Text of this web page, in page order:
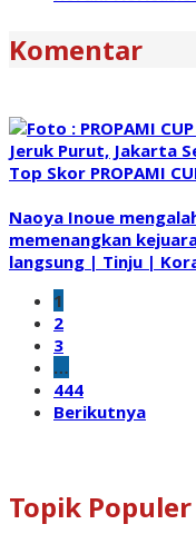
Komentar
Top Skor PROPAMI
Naoya Inoue
memenangkan
langsung | Tinju |
1
2
3
…
444
Berikutnya
Topik Populer